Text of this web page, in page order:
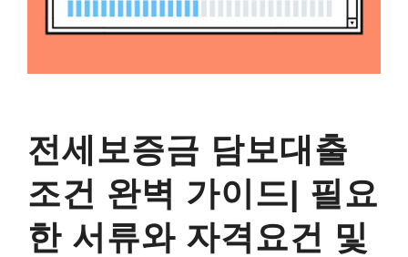
전세보증금 담보대출
조건 완벽 가이드| 필요
한 서류와 자격요건 및